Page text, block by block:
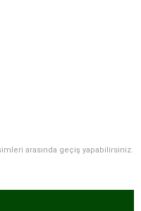
arasında geçiş yapabilirsiniz.